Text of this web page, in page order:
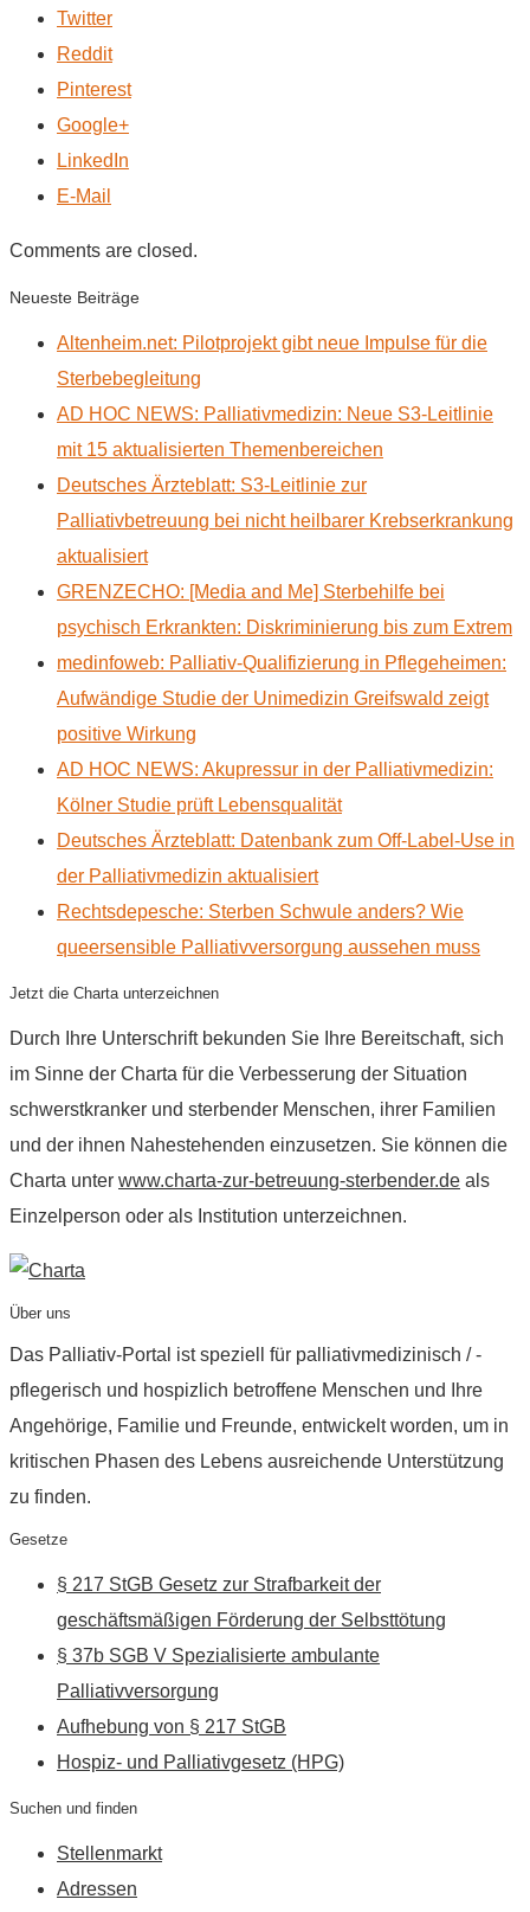
Twitter
Reddit
Pinterest
Google+
LinkedIn
E-Mail
Comments are closed.
Neueste Beiträge
Altenheim.net: Pilotprojekt gibt neue Impulse für die
Sterbebegleitung
AD HOC NEWS: Palliativmedizin: Neue S3-Leitlinie
mit 15 aktualisierten Themenbereichen
Deutsches Ärzteblatt: S3-Leitlinie zur
Palliativbetreuung bei nicht heilbarer Krebserkrankung
aktualisiert
GRENZECHO: [Media and Me] Sterbehilfe bei
psychisch Erkrankten: Diskriminierung bis zum Extrem
medinfoweb: Palliativ-Qualifizierung in Pflegeheimen:
Aufwändige Studie der Unimedizin Greifswald zeigt
positive Wirkung
AD HOC NEWS: Akupressur in der Palliativmedizin:
Kölner Studie prüft Lebensqualität
Deutsches Ärzteblatt: Datenbank zum Off-Label-Use in
der Palliativmedizin aktualisiert
Rechtsdepesche: Sterben Schwule anders? Wie
queersensible Palliativversorgung aussehen muss
Jetzt die Charta unterzeichnen
Durch Ihre Unterschrift bekunden Sie Ihre Bereitschaft, sich
im Sinne der Charta für die Verbesserung der Situation
schwerstkranker und sterbender Menschen, ihrer Familien
und der ihnen Nahestehenden einzusetzen. Sie können die
Charta unter www.charta-zur-betreuung-sterbender.de als
Einzelperson oder als Institution unterzeichnen.
Über uns
Das Palliativ-Portal ist speziell für palliativmedizinisch / -
pflegerisch und hospizlich betroffene Menschen und Ihre
Angehörige, Familie und Freunde, entwickelt worden, um in
kritischen Phasen des Lebens ausreichende Unterstützung
zu finden.
Gesetze
§ 217 StGB Gesetz zur Strafbarkeit der
geschäftsmäßigen Förderung der Selbsttötung
§ 37b SGB V Spezialisierte ambulante
Palliativversorgung
Aufhebung von § 217 StGB
Hospiz- und Palliativgesetz (HPG)
Suchen und finden
Stellenmarkt
Adressen